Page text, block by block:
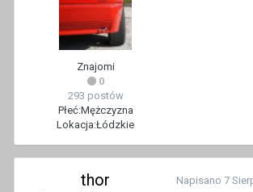
Znajomi
0
293 postów
Płeć:Mężczyzna
Lokacja:Łódzkie
thor Napisano 7